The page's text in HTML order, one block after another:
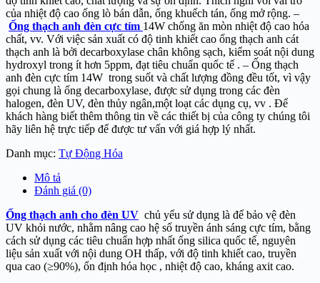
của nhiệt độ cao ống lò bán dẫn, ống khuếch tán, ống mở rộng. –
Ống thạch anh đèn cực tím 14W chống ăn mòn nhiệt độ cao hóa
chất, vv. Với việc sản xuất có độ tinh khiết cao ống thạch anh cát
thạch anh là bởi decarboxylase chân không sạch, kiểm soát nội dung
hydroxyl trong ít hơn 5ppm, đạt tiêu chuẩn quốc tế . – Ống thạch
anh đèn cực tím 14W trong suốt và chất lượng đồng đều tốt, vì vậy
gọi chung là ống decarboxylase, được sử dụng trong các đèn
halogen, đèn UV, đèn thủy ngân,một loạt các dụng cụ, vv . Để
khách hàng biết thêm thông tin về các thiết bị của công ty chúng tôi
hãy liên hệ trực tiếp để được tư vấn với giá hợp lý nhất.
Danh mục: Tự Động Hóa
Mô tả
Đánh giá (0)
Ống thạch anh cho đèn UV chủ yếu sử dụng là để bảo vệ đèn
UV khỏi nước, nhằm nâng cao hệ số truyền ánh sáng cực tím, bằng
cách sử dụng các tiêu chuẩn hợp nhất ống silica quốc tế, nguyên
liệu sản xuất với nội dung OH thấp, với độ tinh khiết cao, truyền
qua cao (≥90%), ổn định hóa học , nhiệt độ cao, kháng axit cao.